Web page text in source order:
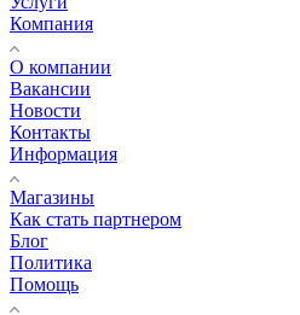
Компания
О компании
Вакансии
Новости
Контакты
Информация
Магазины
Как стать партнером
Блог
Политика
Помощь